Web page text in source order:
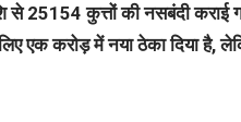
से 25154 कुत्तों की नसबंदी कराई
एक करोड़ में नया ठेका दिया है,